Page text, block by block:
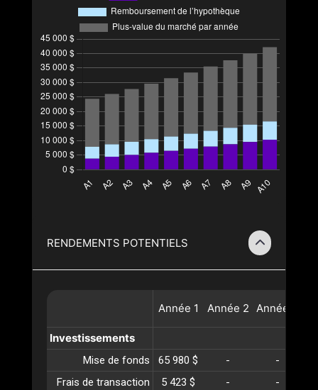
RENDEMENTS POTENTIELS
Année 1 Année 2 Année
Investissements
Mise de fonds 65 980 $ -
-
Frais de transaction
5 423 $ -
-